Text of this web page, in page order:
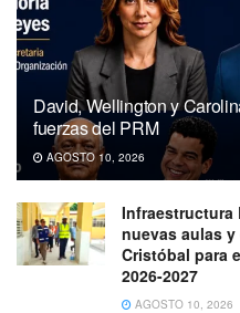
David, Wellington y
fuerzas del PRM
AGOSTO 10, 2026
Infraestructura
nuevas aulas
Cristóbal para
2026-2027
AGOSTO 10, 2026